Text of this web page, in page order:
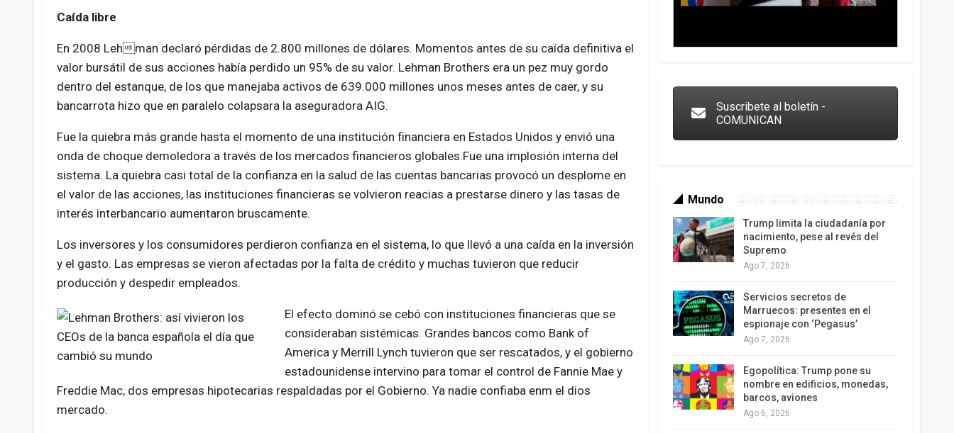
Caída libre
En 2008 Lehman declaró pérdidas de 2.800 millones de dólares. Momentos antes de su caída definitiva el
valor bursátil de sus acciones había perdido un 95% de su valor. Lehman Brothers era un pez muy gordo
dentro del estanque, de los que manejaba activos de 639.000 millones unos meses antes de caer, y su
bancarrota hizo que en paralelo colapsara la aseguradora AIG.
Fue la quiebra más grande hasta el momento de una institución financiera en Estados Unidos y envió una
onda de choque demoledora a través de los mercados financieros globales.Fue una implosión interna del
sistema. La quiebra casi total de la confianza en la salud de las cuentas bancarias provocó un desplome en
el valor de las acciones, las instituciones financieras se volvieron reacias a prestarse dinero y las tasas de
interés interbancario aumentaron bruscamente.
Los inversores y los consumidores perdieron confianza en el sistema, lo que llevó a una caída en la inversión
y el gasto. Las empresas se vieron afectadas por la falta de crédito y muchas tuvieron que reducir
producción y despedir empleados.
El efecto dominó se cebó con instituciones financieras que se
consideraban sistémicas. Grandes bancos como Bank of
America y Merrill Lynch tuvieron que ser rescatados, y el gobierno
estadounidense intervino para tomar el control de Fannie Mae y
Freddie Mac, dos empresas hipotecarias respaldadas por el Gobierno. Ya nadie confiaba enm el dios
mercado.
Suscribete al boletín -
COMUNICAN
Mundo
Trump limita la ciudadanía por
nacimiento, pese al revés del
Supremo
Ago 7, 2026
Servicios secretos de
Marruecos: presentes en el
espionaje con ‘Pegasus’
Ago 7, 2026
Egopolítica: Trump pone su
nombre en edificios, monedas,
barcos, aviones
Ago 6, 2026